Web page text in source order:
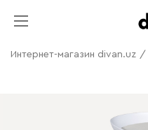
Интернет-магазин divan.uz /